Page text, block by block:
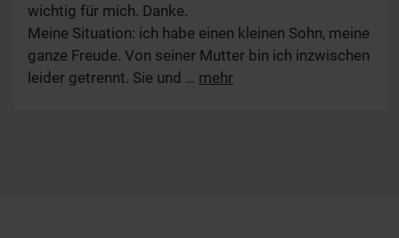
wichtig für mich. Danke.
Meine Situation: ich habe einen kleinen Sohn, meine
ganze Freude. Von seiner Mutter bin ich inzwischen
leider getrennt. Sie und … mehr